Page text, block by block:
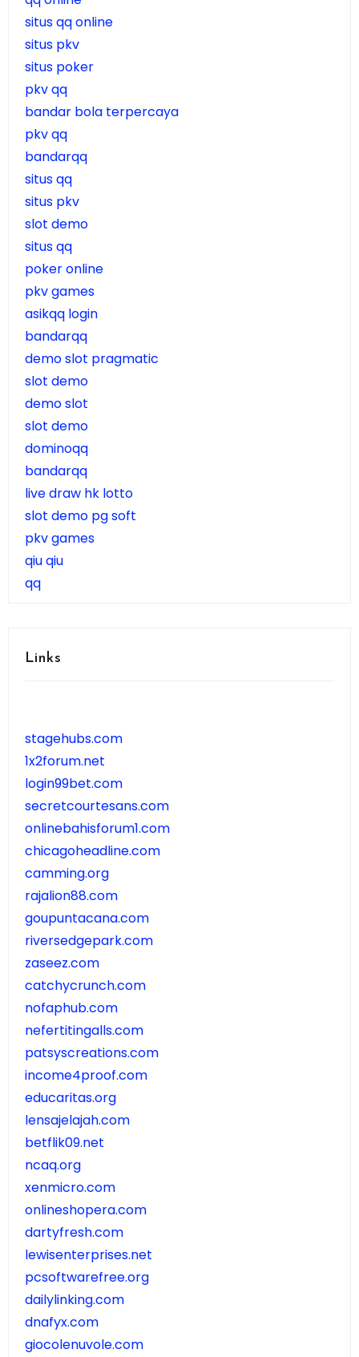
situs qq online
situs pkv
situs poker
pkv qq
bandar bola terpercaya
pkv qq
bandarqq
situs qq
situs pkv
slot demo
situs qq
poker online
pkv games
asikqq login
bandarqq
demo slot pragmatic
slot demo
demo slot
slot demo
dominoqq
bandarqq
live draw hk lotto
slot demo pg soft
pkv games
qiu qiu
qq
Links
stagehubs.com
1x2forum.net
login99bet.com
secretcourtesans.com
onlinebahisforum1.com
chicagoheadline.com
camming.org
rajalion88.com
goupuntacana.com
riversedgepark.com
zaseez.com
catchycrunch.com
nofaphub.com
nefertitingalls.com
patsyscreations.com
income4proof.com
educaritas.org
lensajelajah.com
betflik09.net
ncaq.org
xenmicro.com
onlineshopera.com
dartyfresh.com
lewisenterprises.net
pcsoftwarefree.org
dailylinking.com
dnafyx.com
giocolenuvole.com